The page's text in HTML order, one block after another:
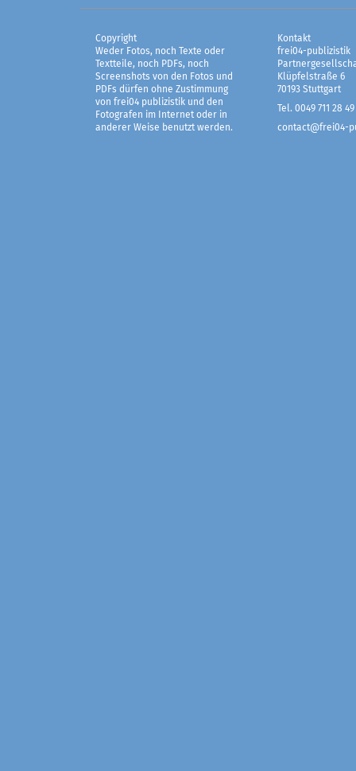
Copyright
Weder Fotos, noch Texte oder
Textteile, noch PDFs, noch
Screenshots von den Fotos und
PDFs dürfen ohne Zustimmung
von frei04 publizistik und den
Fotografen im Internet oder in
anderer Weise benutzt werden.
Kontakt
frei04-publizistik
Klüpfelstraße 6
70193 Stuttgart
Tel. 0049 711 28 49
contact@frei04-